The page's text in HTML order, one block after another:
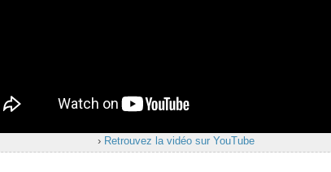
› Retrouvez la vidéo sur YouTube